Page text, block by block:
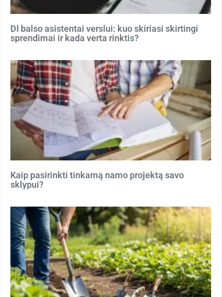
DI balso asistentai verslui: kuo skiriasi skirtingi
sprendimai ir kada verta rinktis?
Kaip pasirinkti tinkamą namo projektą savo
sklypui?